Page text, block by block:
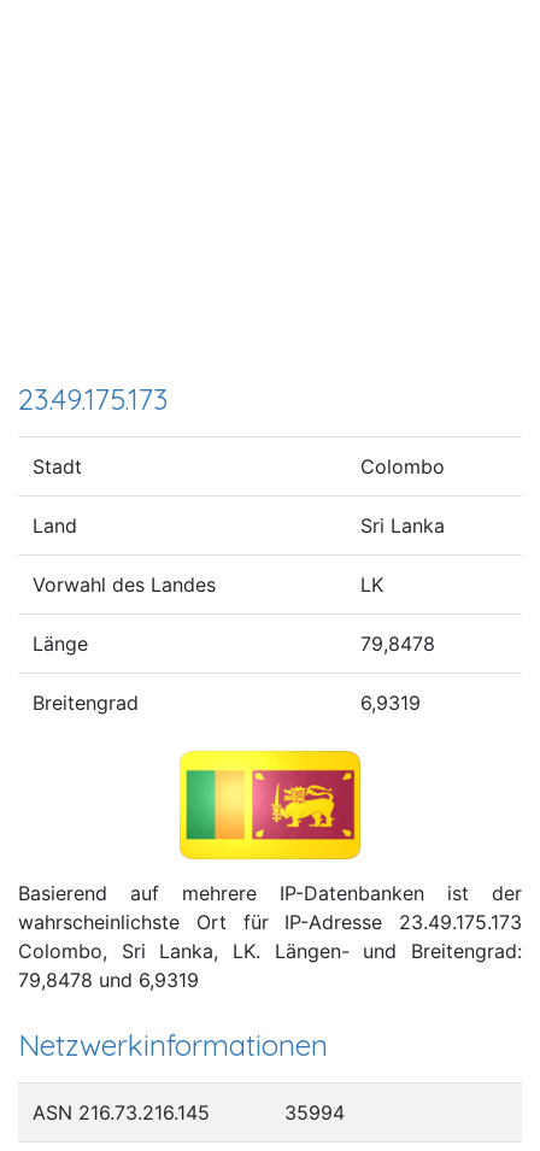
23.49.175.173
Stadt Colombo
Land Sri Lanka
Vorwahl des Landes LK
Länge 79,8478
Breitengrad 6,9319
Basierend auf mehrere IP-Datenbanken ist der
wahrscheinlichste Ort für IP-Adresse 23.49.175.173
Colombo, Sri Lanka, LK. Längen- und Breitengrad:
79,8478 und 6,9319
Netzwerkinformationen
ASN 216.73.216.145 35994